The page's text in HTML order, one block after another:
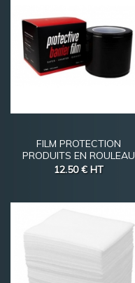
FILM PROTECTION
PRODUITS EN ROULEAU
12.50 € HT